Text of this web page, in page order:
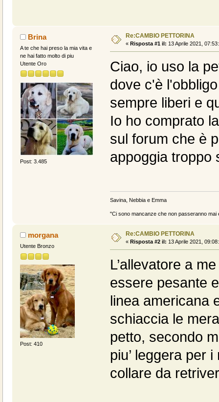
Brina
A te che hai preso la mia vita e
ne hai fatto molto di piu
Utente Oro
Post: 3.485
Re:CAMBIO PETTORINA
« Risposta #1 il: 13 Aprile 2021,
Ciao, io uso la
dove c'è
sempre liberi e
Io ho comprato
sul forum che è
appoggia troppo
Savina, Nebbia e Emma
"Ci sono mancanze che non passeranno
morgana
Utente Bronzo
Post: 410
Re:CAMBIO PETTORINA
« Risposta #2 il: 13 Aprile 2021,
L’allevatore a
essere pesante
linea americana
schiaccia le
petto, secondo
piu’ leggera per
collare da